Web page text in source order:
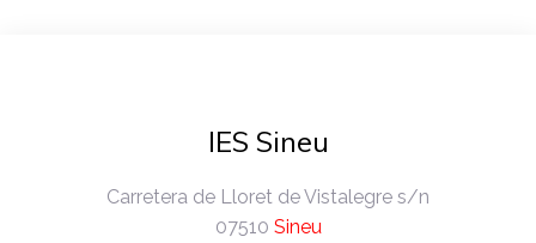
IES Sineu
Carretera de Lloret de Vistalegre s/n
07510 Sineu